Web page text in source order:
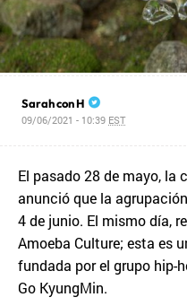
Sarah con H
09/06/2021 - 10:39 EST
El pasado 28 de mayo, la
anunció que la
4 de junio. El mismo día,
Amoeba Culture; esta es
fundada por el grupo hip-
Go KyungMin.